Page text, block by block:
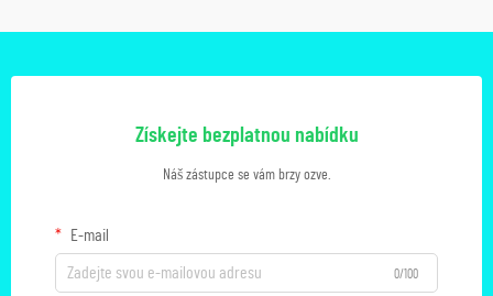
Získejte bezplatnou nabídku
Náš zástupce se vám brzy ozve.
E-mail
0/100